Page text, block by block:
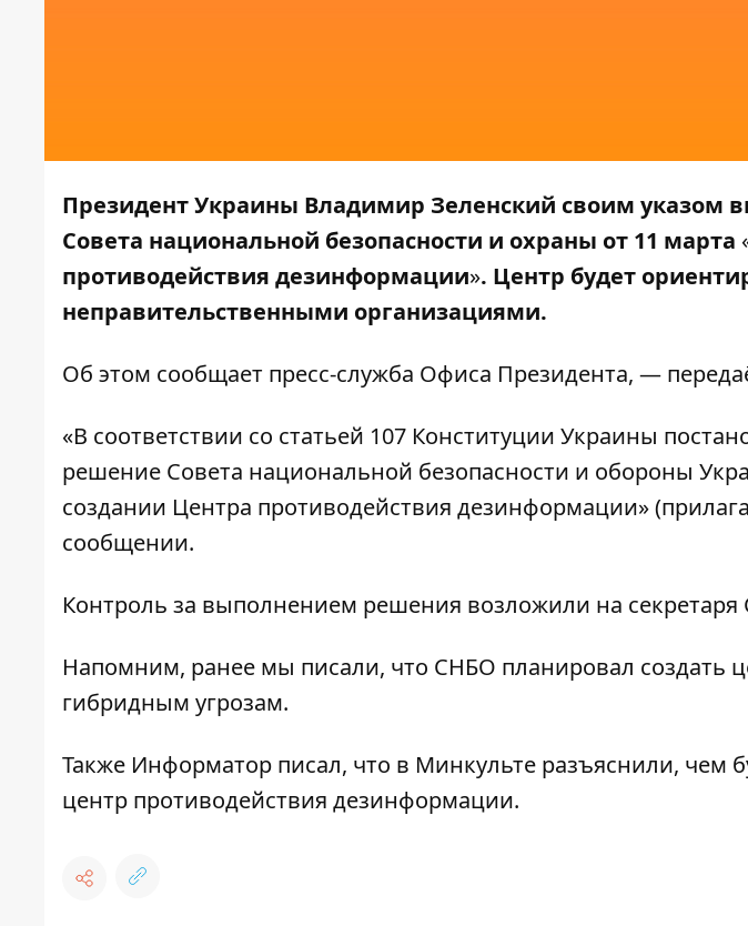
Президент Украины Владимир Зеленский своим указом
Совета национальной безопасности и охраны от 11 марта
противодействия дезинформации». Центр будет
неправительственными организациями.
Об этом сообщает пресс-служба Офиса Президента, —
«В соответствии со статьей 107 Конституции Украины
решение Совета национальной безопасности и обороны
создании Центра противодействия дезинформации»
сообщении.
Контроль за выполнением решения возложили на
Напомним, ранее мы писали, что СНБО планировал создать
гибридным угрозам.
Также Информатор писал, что в Минкульте разъяснили, чем
центр противодействия дезинформации.